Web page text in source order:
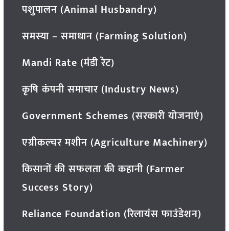
पशुपालन (Animal Husbandry)
समस्या – समाधान (Farming Solution)
Mandi Rate (मंडी रेट)
कृषि कंपनी समाचार (Industry News)
Government Schemes (सरकारी योजनाएं)
एग्रीकल्चर मशीन (Agriculture Machinery)
किसानों की सफलता की कहानी (Farmer
Success Story)
Reliance Foundation (रिलायंस फाउंडेशन)